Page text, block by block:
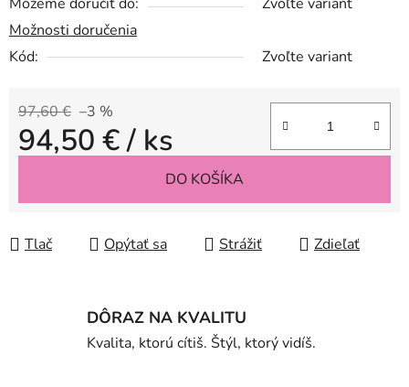
Možnosti doručenia
Kód:
Zvoľte variant
97,60 € –3 %
94,50 €/ ks
DO KOŠÍKA
Tlač Opýtať sa Strážiť Zdieľať
DÔRAZ NA KVALITU
Kvalita, ktorú cítiš. Štýl, ktorý vidíš.